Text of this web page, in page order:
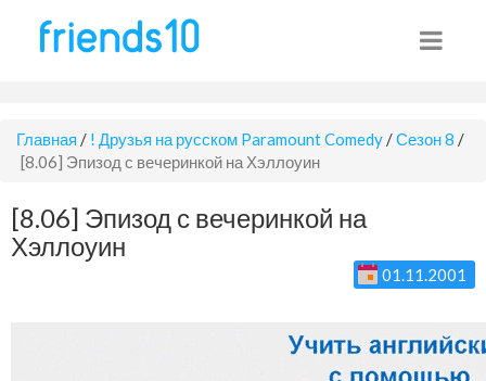
Главная / ! Друзья на русском Paramount Comedy /Сезон 8 /
[8.06] Эпизод с вечеринкой на Хэллоуин
[8.06] Эпизод с вечеринкой на
Хэллоуин
01.11.2001